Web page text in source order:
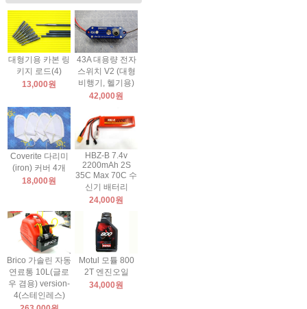
대형기용 카본 링
키지 로드(4)
13,000원
43A 대용량 전자
스위치 V2 (대형
비행기, 헬기용)
42,000원
Coverite 다리미
(iron) 커버 4개
18,000원
HBZ-B 7.4v
2200mAh 2S
35C Max 70C 수
신기 배터리
24,000원
Brico 가솔린 자동
연료통 10L(글로
우 겸용) version-
4(스테인레스)
Motul 모튤 800
2T 엔진오일
34,000원